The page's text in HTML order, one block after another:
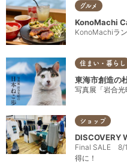
グルメ
KonoMachi
KonoMachiラ
住まい・暮らし
東海市創造の
写真展「岩合
ショップ
DISCOVERY
Final SALE 8/1
得に！